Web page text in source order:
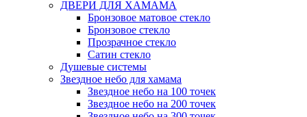
ДВЕРИ ДЛЯ ХАМАМА
Бронзовое матовое стекло
Бронзовое стекло
Прозрачное стекло
Сатин стекло
Душевые системы
Звездное небо для хамама
Звездное небо на 100 точек
Звездное небо на 200 точек